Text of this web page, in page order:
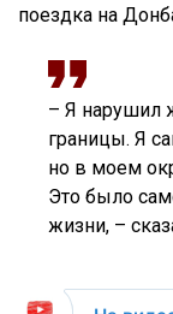
поездка на
– Я нарушил
границы. Я
но в моем
Это было
жизни, –